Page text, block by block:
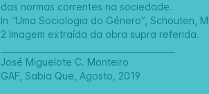
das normas correntes na sociedade.
In “Uma Sociologia do Género”, Schouten,
2 Imagem extraída da obra supra referida.
José Miguelote C. Monteiro
GAF, Sabia Que, Agosto, 2019